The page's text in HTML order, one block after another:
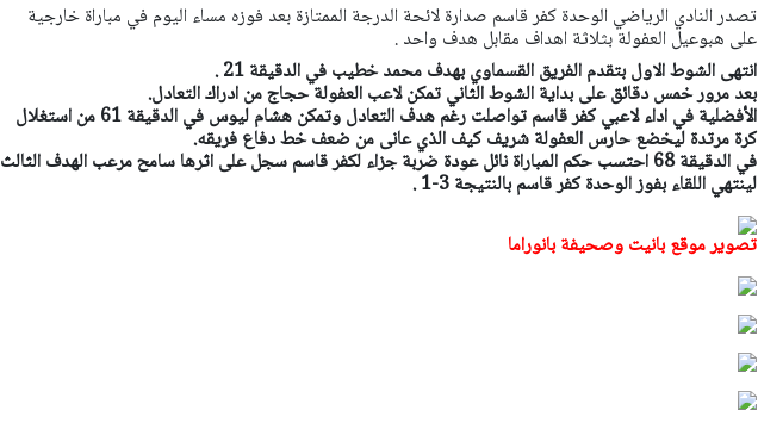
تصدر النادي الرياضي الوحدة كفر قاسم صدارة لائحة الدرجة الممتازة بعد فوزه مساء اليوم في مباراة خارجية
على هبوعيل العفولة بثلاثة اهداف مقابل هدف واحد .
انتهى الشوط الاول بتقدم الفريق القسماوي بهدف محمد خطيب في الدقيقة 21 .
بعد مرور خمس دقائق على بداية الشوط الثاني تمكن لاعب العفولة حجاج من ادراك التعادل.
الأفضلية في اداء لاعبي كفر قاسم تواصلت رغم هدف التعادل وتمكن هشام ليوس في الدقيقة 61 من استغلال
كرة مرتدة ليخضع حارس العفولة شريف كيف الذي عانى من ضعف خط دفاع فريقه.
في الدقيقة 68 احتسب حكم المباراة نائل عودة ضربة جزاء لكفر قاسم سجل على اثرها سامح مرعب الهدف الثالث
لينتهي اللقاء بفوز الوحدة كفر قاسم بالنتيجة 3-1 .
تصوير موقع بانيت وصحيفة بانوراما